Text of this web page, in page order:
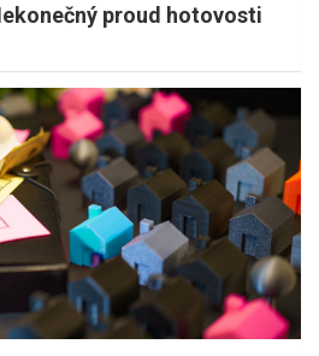
proud hotovosti